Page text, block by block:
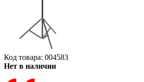
Код товара: 004583
Нет в наличии